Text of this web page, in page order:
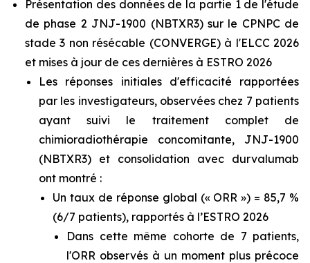
Présentation des données de la partie 1 de l'étude
de phase 2 JNJ-1900 (NBTXR3) sur le CPNPC de
stade 3 non résécable (CONVERGE) à l'ELCC 2026
et mises à jour de ces dernières à ESTRO 2026
Les réponses initiales d'efficacité rapportées
par les investigateurs, observées chez 7 patients
ayant suivi le traitement complet de
chimioradiothérapie concomitante, JNJ-1900
(NBTXR3) et consolidation avec durvalumab
ont montré :
Un taux de réponse global (« ORR ») = 85,7 %
(6/7 patients), rapportés à l’ESTRO 2026
Dans cette même cohorte de 7 patients,
l'ORR observés à un moment plus précoce